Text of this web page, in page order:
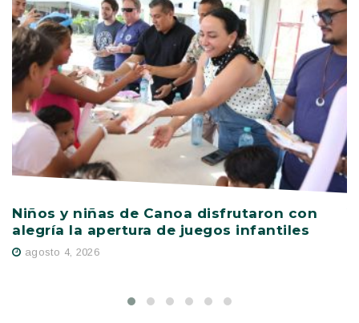
Niños y niñas de Canoa disfrutaron con
alegría la apertura de juegos infantiles
agosto 4, 2026